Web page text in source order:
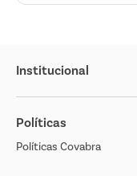
Institucional
Sobre o Covabra
Nossas Lojas
Cliente Bem Estar
Políticas
Políticas Covabra